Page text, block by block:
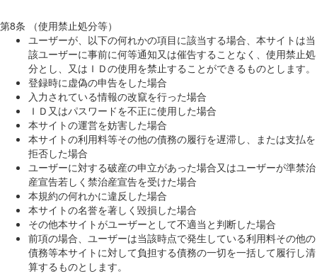
第8条 （使用禁止処分等）
ユーザーが、以下の何れかの項目に該当する場合、本サイトは当
該ユーザーに事前に何等通知又は催告することなく、使用禁止処
分とし、又はＩＤの使用を禁止することができるものとします。
登録時に虚偽の申告をした場合
入力されている情報の改竄を行った場合
ＩＤ又はパスワードを不正に使用した場合
本サイトの運営を妨害した場合
本サイトの利用料等その他の債務の履行を遅滞し、または支払を
拒否した場合
ユーザーに対する破産の申立があった場合又はユーザーが準禁治
産宣告若しく禁治産宣告を受けた場合
本規約の何れかに違反した場合
本サイトの名誉を著しく毀損した場合
その他本サイトがユーザーとして不適当と判断した場合
前項の場合、ユーザーは当該時点で発生している利用料その他の
債務等本サイトに対して負担する債務の一切を一括して履行し清
算するものとします。